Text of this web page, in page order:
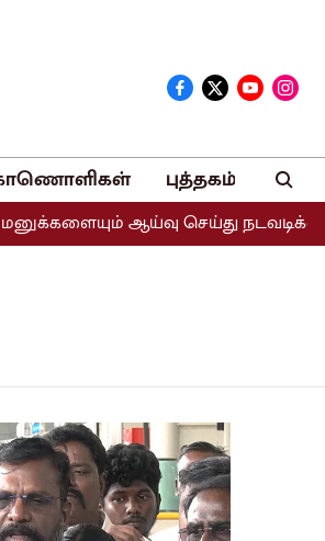
புத்தகம்
ஆய்வு செய்து நடவடிக்கை